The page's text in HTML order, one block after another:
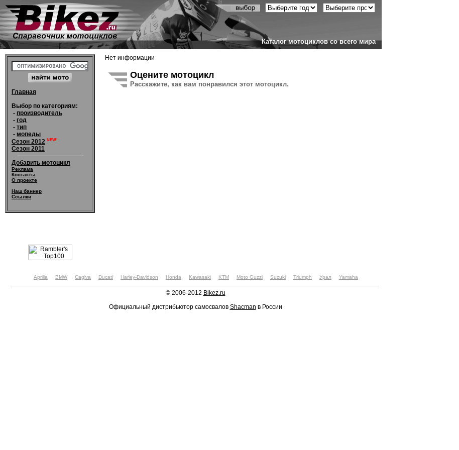
Каталог мотоциклов со всего мира
Главная
Выбор по категориям:
- производитель
- год
- тип
- мопеды
Сезон 2012 NEW!
Сезон 2011
Добавить мотоцикл
Реклама
Контакты
О проекте
Наш баннер
Ссылки
Нет информации
Оцените мотоцикл
Расскажите, как вам понравился этот мотоцикл.
Aprilia BMW Cagiva Ducati Harley-Davidson Honda Kawasaki KTM Moto Guzzi Suzuki Triumph Урал Yamaha
© 2006-2012 Bikez.ru
Официальный дистрибьютор самосвалов Shacman в России